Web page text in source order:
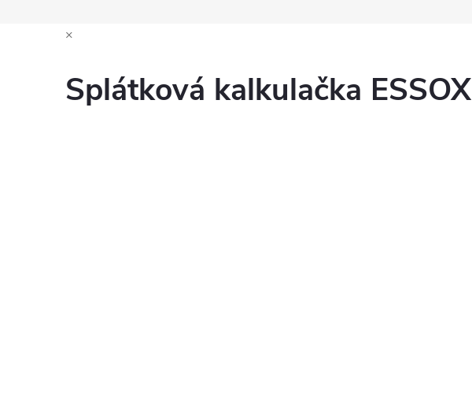
×
Splátková kalkulačka ESSOX